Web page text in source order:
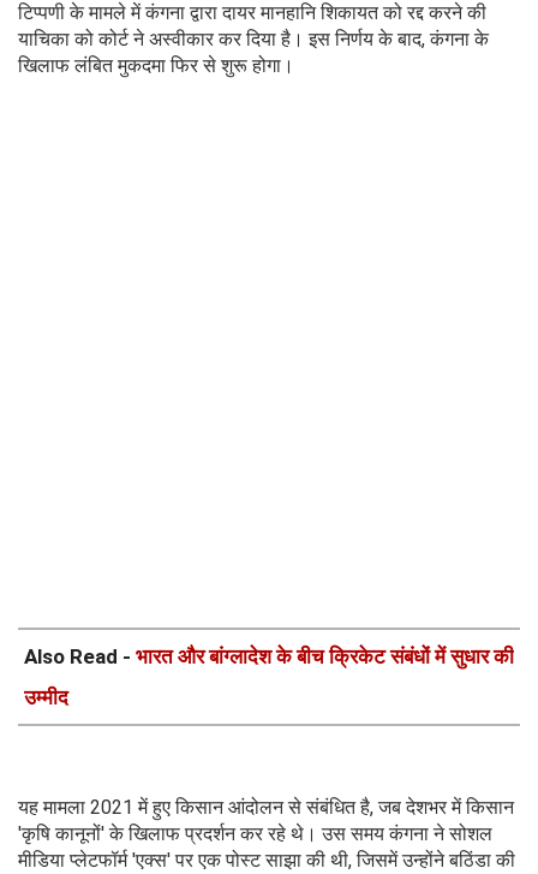
टिप्पणी के मामले में कंगना द्वारा दायर मानहानि शिकायत को रद्द करने की
याचिका को कोर्ट ने अस्वीकार कर दिया है। इस निर्णय के बाद, कंगना के
खिलाफ लंबित मुकदमा फिर से शुरू होगा।
Also Read - भारत और बांग्लादेश के बीच क्रिकेट संबंधों में सुधार की
उम्मीद
यह मामला 2021 में हुए किसान आंदोलन से संबंधित है, जब देशभर में किसान
'कृषि कानूनों' के खिलाफ प्रदर्शन कर रहे थे। उस समय कंगना ने सोशल
मीडिया प्लेटफॉर्म 'एक्स' पर एक पोस्ट साझा की थी, जिसमें उन्होंने बठिंडा की